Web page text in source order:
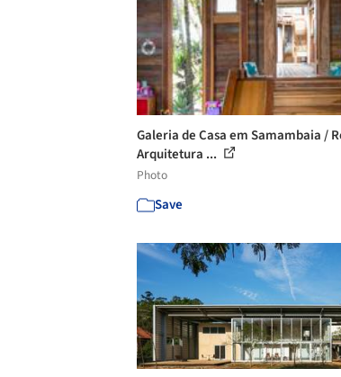
Galeria de Casa em Samambaia /
Arquitetura ...
Photo
Save